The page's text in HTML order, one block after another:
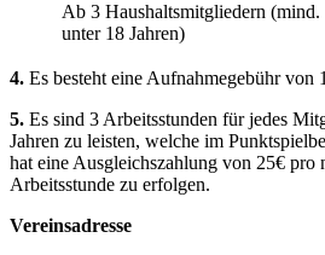
Ab 3 Haushaltsmitgliedern
unter 18 Jahren)
4. Es besteht eine Aufnahmegebühr von
5. Es sind 3 Arbeitsstunden für jedes
Jahren zu leisten, welche im
hat eine Ausgleichszahlung von 25€ pro
Arbeitsstunde zu erfolgen.
Vereinsadresse